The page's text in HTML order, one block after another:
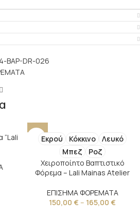
BAP-DR-026
“Lali
Εκρού Κόκκινο
Λευκό
Μπεζ
Ροζ
Χειροποίητο Βαπτιστικό
Φόρεμα – Lali Mainas Atelier
ΕΠΙΣΗΜΑ ΦΟΡΕΜΑΤΑ
150,00 € – 165,00 €